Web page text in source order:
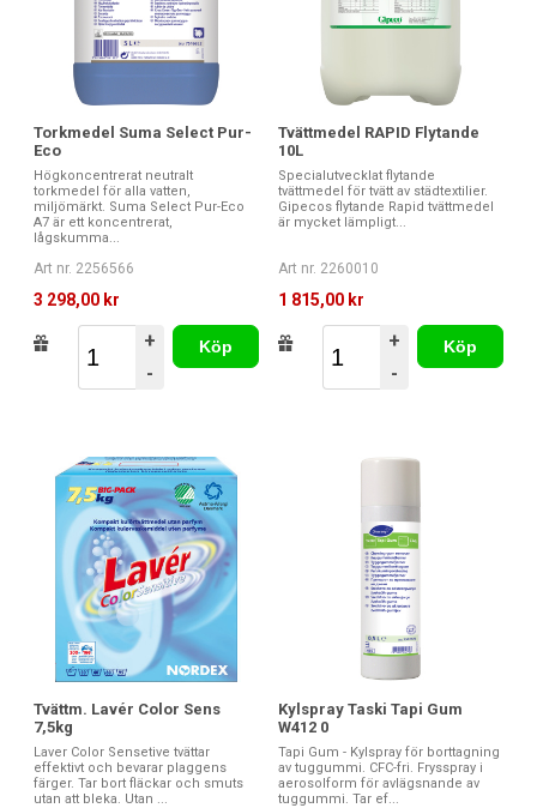
Torkmedel Suma Select Pur-
Eco
Högkoncentrerat neutralt
torkmedel för alla vatten,
miljömärkt. Suma Select Pur-Eco
A7 är ett koncentrerat,
lågskumma...
Art nr. 2256566
3 298,00 kr
+
-
Köp
Tvättmedel RAPID Flytande
10L
Specialutvecklat flytande
tvättmedel för tvätt av städtextilier.
Gipecos flytande Rapid tvättmedel
är mycket lämpligt...
Art nr. 2260010
1 815,00 kr
+
-
Köp
Tvättm. Lavér Color Sens
7,5kg
Laver Color Sensetive tvättar
effektivt och bevarar plaggens
färger. Tar bort fläckar och smuts
utan att bleka. Utan ...
Kylspray Taski Tapi Gum
W412 0
Tapi Gum - Kylspray för borttagning
av tuggummi. CFC-fri. Frysspray i
aerosolform för avlägsnande av
tuggummi. Tar ef...